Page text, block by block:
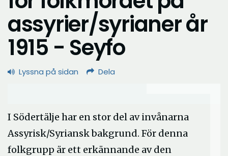
assyrier/syrianer år
1915 - Seyfo
Lyssna på sidan Dela
I Södertälje har en stor del av invånarna
Assyrisk/Syriansk bakgrund. För denna
folkgrupp är ett erkännande av den